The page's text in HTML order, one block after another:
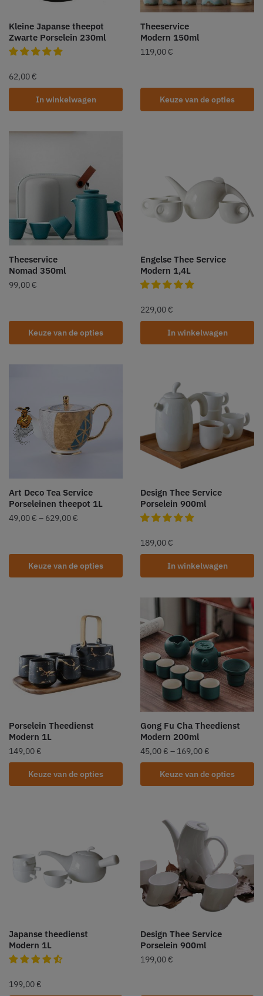
Kleine Japanse theepot
Zwarte Porselein 230ml
62,00 €
In winkelwagen
Theeservice
Modern 150ml
119,00 €
Keuze van de opties
Theeservice
Nomad 350ml
99,00 €
Keuze van de opties
Engelse Thee Service
Modern 1,4L
229,00 €
In winkelwagen
Art Deco Tea Service
Porseleinen theepot 1L
49,00 € – 629,00 €
Keuze van de opties
Design Thee Service
Porselein 900ml
189,00 €
In winkelwagen
Porselein Theedienst
Modern 1L
149,00 €
Keuze van de opties
Gong Fu Cha Theedienst
Modern 200ml
45,00 € – 169,00 €
Keuze van de opties
Japanse theedienst
Modern 1L
199,00 €
Design Thee Service
Porselein 900ml
199,00 €